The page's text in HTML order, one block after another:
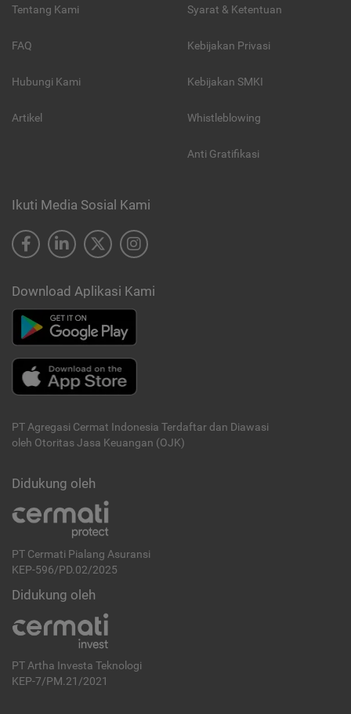
Tentang Kami
FAQ
Hubungi Kami
Artikel
Syarat & Ketentuan
Kebijakan Privasi
Kebijakan SMKI
Whistleblowing
Anti Gratifikasi
Ikuti Media Sosial Kami
Download Aplikasi Kami
PT Agregasi Cermat Indonesia Terdaftar dan Diawasi
oleh Otoritas Jasa Keuangan (OJK)
Didukung oleh
PT Cermati Pialang Asuransi
KEP-596/PD.02/2025
Didukung oleh
PT Artha Investa Teknologi
KEP-7/PM.21/2021